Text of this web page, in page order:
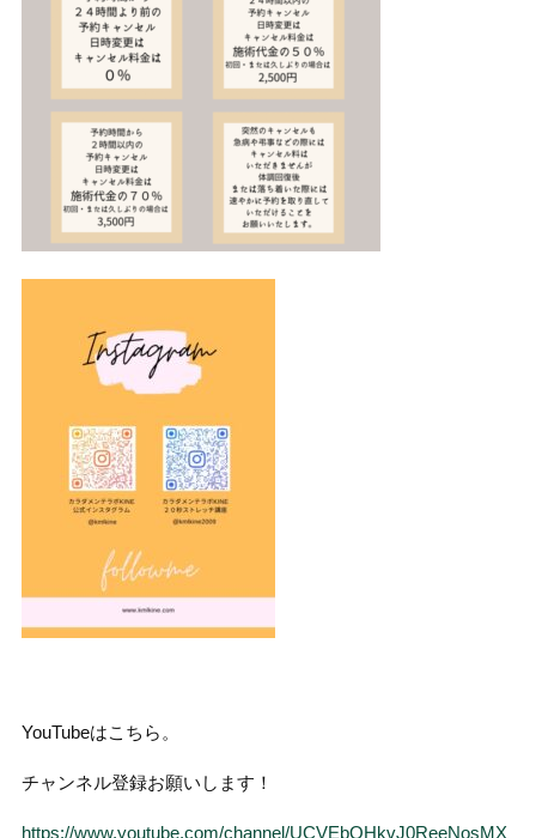
YouTubeはこちら。
チャンネル登録お願いします！
https://www.youtube.com/channel/UCVEbQHkvJ0ReeNosMX